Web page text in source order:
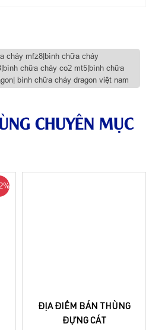
cháy mfz8|bình chữa cháy
chữa cháy co2 mt5|bình chữa
bình chữa cháy dragon việt nam
CHUYÊN MỤC
ĐỊA ĐIỂM BÁN THÙNG
ĐỰNG CÁT